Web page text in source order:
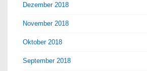
Dezember 2018
November 2018
Oktober 2018
September 2018